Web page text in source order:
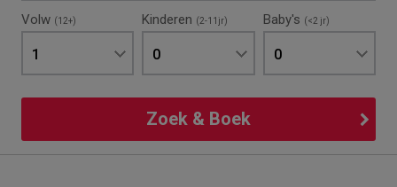
Volw (12+)
1
Kinderen (2-11jr)
0
Baby's (<2 jr)
0
Zoek & Boek